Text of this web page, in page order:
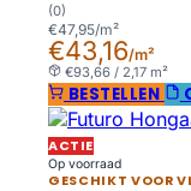
(0)
€47,95/m²
€43,16/m²
€93,66 / 2,17 m²
BESTELLEN
ACTIE
Op voorraad
GESCHIKT VOOR